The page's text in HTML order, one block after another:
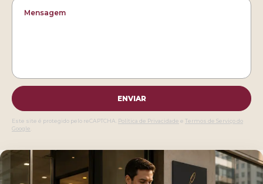
ENVIAR
Este site é protegido pelo reCAPTCHA. Política de Privacidade e Termos de Serviço do
Google